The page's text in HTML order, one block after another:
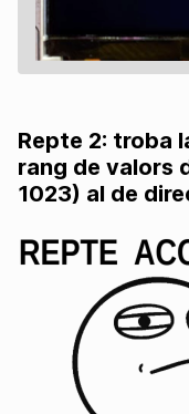
Repte 2: troba
rang de valors
1023) al de